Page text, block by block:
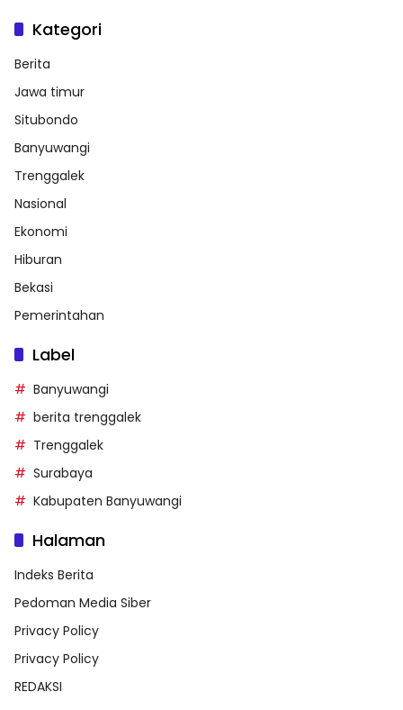
Kategori
Berita
Jawa timur
Situbondo
Banyuwangi
Trenggalek
Nasional
Ekonomi
Hiburan
Bekasi
Pemerintahan
Label
Banyuwangi
berita trenggalek
Trenggalek
Surabaya
Kabupaten Banyuwangi
Halaman
Indeks Berita
Pedoman Media Siber
Privacy Policy
Privacy Policy
REDAKSI